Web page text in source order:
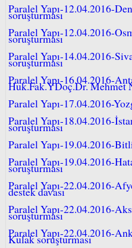
Paralel Yapı-12.04.2016-
soruşturması
Paralel Yapı-12.04.2016-
soruşturması
Paralel Yapı-14.04.2016-
soruşturması
Paralel Yapı-16.04.2016-
Huk.Fak.YDoç.Dr. Mehmet
Paralel Yapı-17.04.2016-
Paralel Yapı-18.04.2016-
soruşturması
Paralel Yapı-19.04.2016-
Paralel Yapı-19.04.2016-
soruşturması
Paralel Yapı-22.04.2016-
destek davası
Paralel Yapı-22.04.2016-
soruşturması
Paralel Yapı-22.04.2016-
Kulak soruşturması